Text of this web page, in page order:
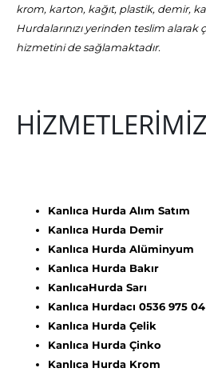
krom, karton, kağıt, plastik, demir,
Hurdalarınızı yerinden teslim
hizmetini de sağlamaktadır.
HİZMETLERİMİZ
Kanlıca Hurda Alım Satım
Kanlıca Hurda Demir
Kanlıca Hurda Alüminyum
Kanlıca Hurda Bakır
KanlıcaHurda Sarı
Kanlıca Hurdacı 0536 975
Kanlıca Hurda Çelik
Kanlıca Hurda Çinko
Kanlıca Hurda Krom